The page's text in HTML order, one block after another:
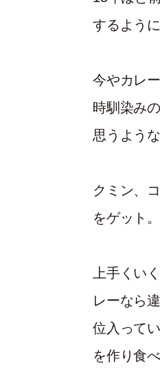
するよう
今やカレ
時馴染み
思うよう
クミン、
をゲット
上手くい
レーなら
位入って
を作り食